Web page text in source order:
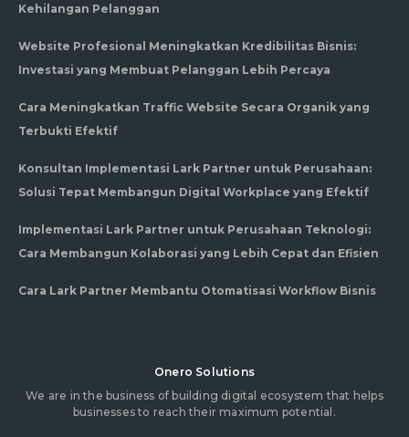
Kehilangan Pelanggan
Website Profesional Meningkatkan Kredibilitas Bisnis:
Investasi yang Membuat Pelanggan Lebih Percaya
Cara Meningkatkan Traffic Website Secara Organik yang
Terbukti Efektif
Konsultan Implementasi Lark Partner untuk Perusahaan:
Solusi Tepat Membangun Digital Workplace yang Efektif
Implementasi Lark Partner untuk Perusahaan Teknologi:
Cara Membangun Kolaborasi yang Lebih Cepat dan Efisien
Cara Lark Partner Membantu Otomatisasi Workflow Bisnis
Onero Solutions
We are in the business of building digital ecosystem that helps
businesses to reach their maximum potential.